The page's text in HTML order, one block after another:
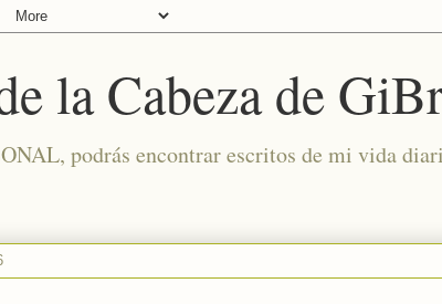
la Cabeza de
podrás encontrar escritos de mi vida